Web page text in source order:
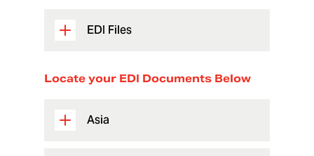
EDI Files
Locate your EDI Documents Below
Asia